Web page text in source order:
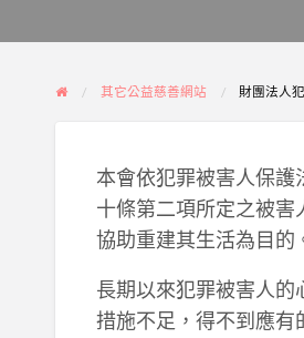
其它公益慈善網站 財團法人
本會依犯罪被害人保
十條第二項所定之被害
協助重建其生活為目的
長期以來犯罪被害人
措施不足，得不到應有